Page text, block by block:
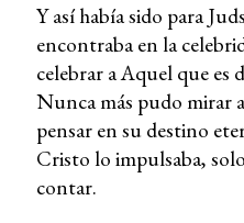
Y así había sido para
encontraba en la
celebrar a Aquel que es
Nunca más pudo mirar
pensar en su destino
Cristo lo impulsaba,
contar.